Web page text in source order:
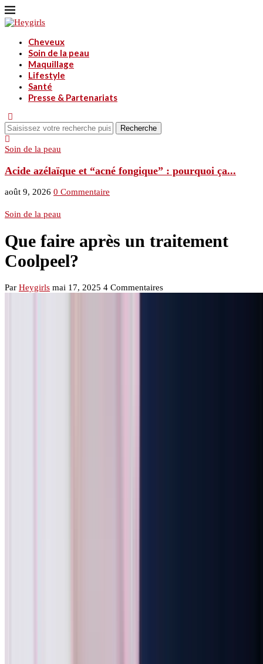
Cheveux
Soin de la peau
Maquillage
Lifestyle
Santé
Presse & Partenariats
Recherche
Soin de la peau
Acide azélaïque et “acné fongique” : pourquoi ça...
août 9, 2026 0 Commentaire
Soin de la peau
Que faire après un traitement
Coolpeel?
Par Heygirls mai 17, 2025 4 Commentaires